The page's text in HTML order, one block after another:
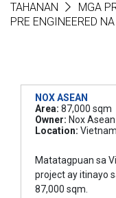
TAHANAN
MGA
PRE ENGINEERED
NOX ASEAN
Area: 87,000 sqm
Owner: Nox
Location: Vietnam
Matatagpuan sa
project ay itinayo
87,000 sqm.